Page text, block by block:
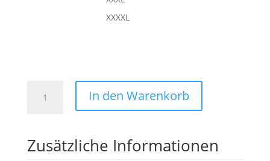
XXXXL
TOP
Menge
In den Warenkorb
Zusätzliche Informationen